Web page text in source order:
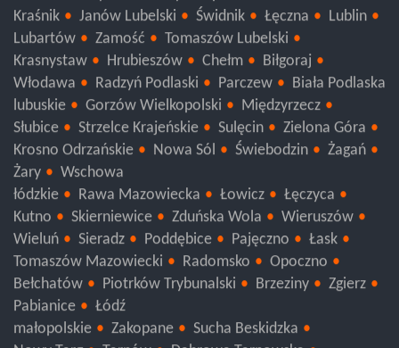
Kraśnik
Janów Lubelski Świdnik Łęczna
Lublin
Lubartów
Zamość
Tomaszów Lubelski
Krasnystaw
Hrubieszów Chełm
Biłgoraj
Włodawa
Radzyń Podlaski Parczew
Biała Podlaska
lubuskie
Gorzów Wielkopolski
Międzyrzecz
Słubice
Strzelce Krajeńskie Sulęcin
Zielona Góra
Krosno Odrzańskie
Nowa Sól Świebodzin
Żagań
Żary
Wschowa
łódzkie
Rawa Mazowiecka Łowicz
Łęczyca
Kutno
Skierniewice Zduńska Wola
Wieruszów
Wieluń
Sieradz Poddębice Pajęczno
Łask
Tomaszów Mazowiecki
Radomsko
Opoczno
Bełchatów
Piotrków Trybunalski Brzeziny
Zgierz
Pabianice
Łódź
małopolskie
Zakopane
Sucha Beskidzka